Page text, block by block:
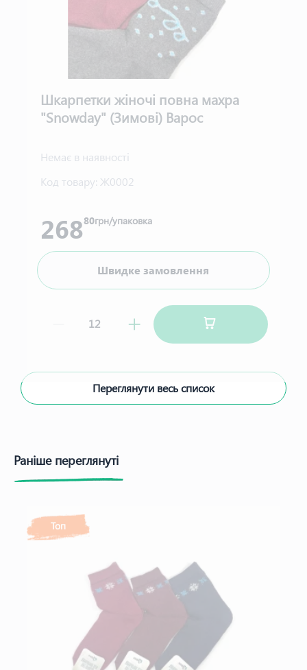
Шкарпетки жіночі повна махра
"Snowday" (Зимові) Варос
Немає в наявності
Код товару: Ж0002
26880грн/упаковка
Швидке замовлення
Переглянути весь список
Раніше переглянуті
Топ